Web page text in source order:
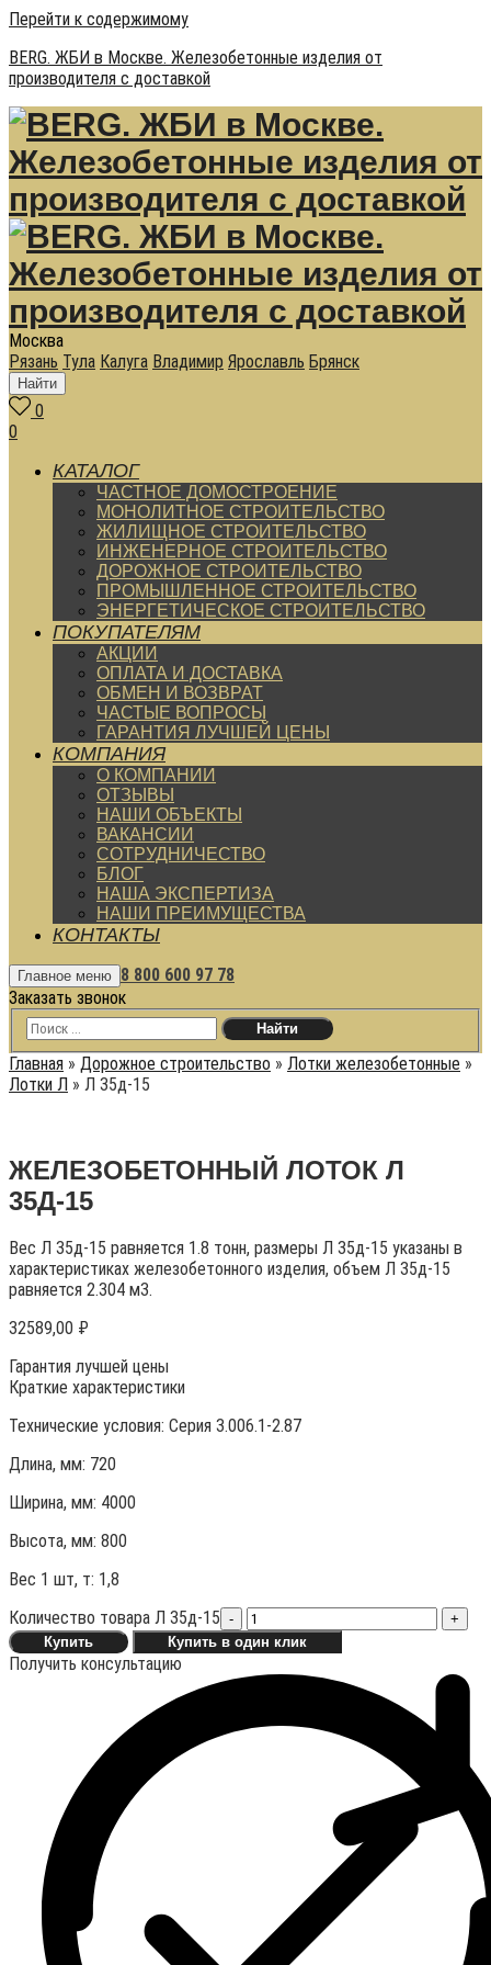
Перейти к содержимому
BERG. ЖБИ в Москве. Железобетонные изделия от
производителя с доставкой
Москва
Рязань Тула Калуга Владимир Ярославль Брянск
Найти
0
0
КАТАЛОГ
ЧАСТНОЕ ДОМОСТРОЕНИЕ
МОНОЛИТНОЕ СТРОИТЕЛЬСТВО
ЖИЛИЩНОЕ СТРОИТЕЛЬСТВО
ИНЖЕНЕРНОЕ СТРОИТЕЛЬСТВО
ДОРОЖНОЕ СТРОИТЕЛЬСТВО
ПРОМЫШЛЕННОЕ СТРОИТЕЛЬСТВО
ЭНЕРГЕТИЧЕСКОЕ СТРОИТЕЛЬСТВО
ПОКУПАТЕЛЯМ
АКЦИИ
ОПЛАТА И ДОСТАВКА
ОБМЕН И ВОЗВРАТ
ЧАСТЫЕ ВОПРОСЫ
ГАРАНТИЯ ЛУЧШЕЙ ЦЕНЫ
КОМПАНИЯ
О КОМПАНИИ
ОТЗЫВЫ
НАШИ ОБЪЕКТЫ
ВАКАНСИИ
СОТРУДНИЧЕСТВО
БЛОГ
НАША ЭКСПЕРТИЗА
НАШИ ПРЕИМУЩЕСТВА
КОНТАКТЫ
Главное меню 8 800 600 97 78
Заказать звонок
Главная » Дорожное строительство » Лотки железобетонные »
Лотки Л » Л 35д-15
ЖЕЛЕЗОБЕТОННЫЙ ЛОТОК Л
35Д-15
Вес Л 35д-15 равняется 1.8 тонн, размеры Л 35д-15 указаны в
характеристиках железобетонного изделия, объем Л 35д-15
равняется 2.304 м3.
32589,00 ₽
Гарантия лучшей цены
Краткие характеристики
Технические условия: Серия 3.006.1-2.87
Длина, мм: 720
Ширина, мм: 4000
Высота, мм: 800
Вес 1 шт, т: 1,8
Количество товара Л 35д-15 -
+
Купить
Купить в один клик
Получить консультацию